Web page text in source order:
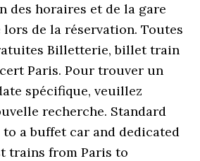
des horaires et de la gare
lors de la réservation. Toutes
Billetterie, billet train
Paris. Pour trouver un
spécifique, veuillez
recherche. Standard
to a buffet car and dedicated
trains from Paris to